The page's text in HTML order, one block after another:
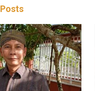
Posts